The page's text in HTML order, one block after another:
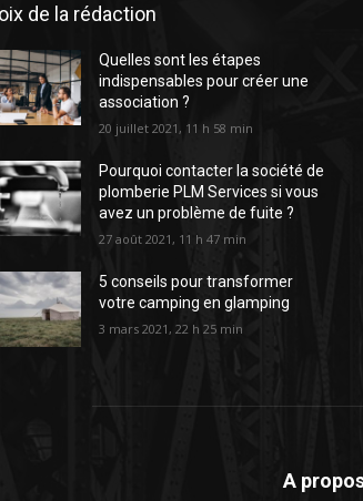
de la rédaction
Quelles sont les étapes
indispensables pour créer une
association ?
20 juillet 2021, 11 h 58 min
Pourquoi contacter la société de
plomberie PLM Services si vous
avez un problème de fuite ?
27 août 2021, 11 h 47 min
5 conseils pour transformer
votre camping en glamping
3 mars 2021, 22 h 25 min
A